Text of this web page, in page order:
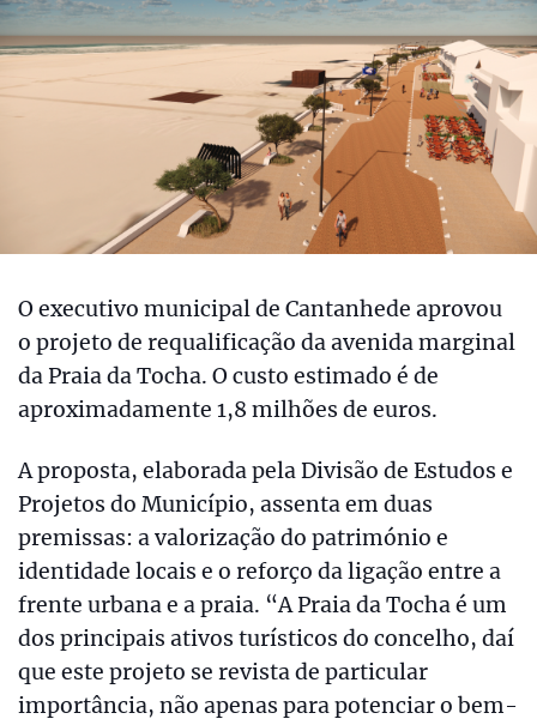
O executivo municipal de Cantanhede aprovou
o projeto de requalificação da avenida marginal
da Praia da Tocha. O custo estimado é de
aproximadamente 1,8 milhões de euros.
A proposta, elaborada pela Divisão de Estudos e
Projetos do Município, assenta em duas
premissas: a valorização do património e
identidade locais e o reforço da ligação entre a
frente urbana e a praia. “A Praia da Tocha é um
dos principais ativos turísticos do concelho, daí
que este projeto se revista de particular
importância, não apenas para potenciar o bem-